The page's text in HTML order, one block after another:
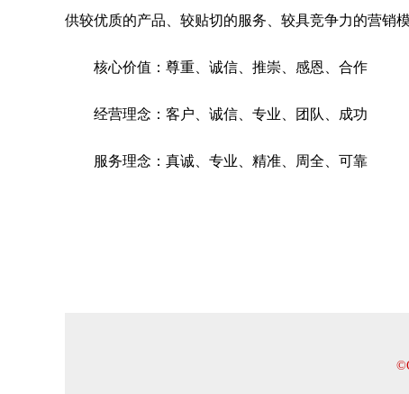
供较优质的产品、较贴切的服务、较具竞争力的营销模
核心价值：尊重、诚信、推崇、感恩、合作
经营理念：客户、诚信、专业、团队、成功
服务理念：真诚、专业、精准、周全、可靠